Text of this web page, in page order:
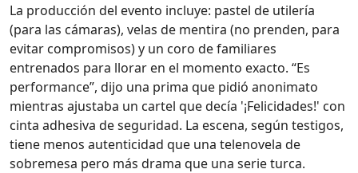
La producción del evento incluye: pastel de utilería
(para las cámaras), velas de mentira (no prenden, para
evitar compromisos) y un coro de familiares
entrenados para llorar en el momento exacto. “Es
performance”, dijo una prima que pidió anonimato
mientras ajustaba un cartel que decía '¡Felicidades!' con
cinta adhesiva de seguridad. La escena, según testigos,
tiene menos autenticidad que una telenovela de
sobremesa pero más drama que una serie turca.